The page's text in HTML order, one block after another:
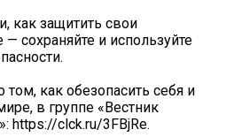
как защитить свои
сохраняйте и используйте
как обезопасить себя и
в группе «Вестник
https://clck.ru/3FBjRe.